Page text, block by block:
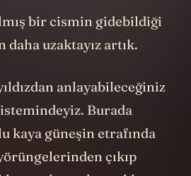
bir cismin gidebildiği
daha uzaktayız artık.
anlayabileceğiniz
Burada
kaya güneşin etrafında
çıkıp